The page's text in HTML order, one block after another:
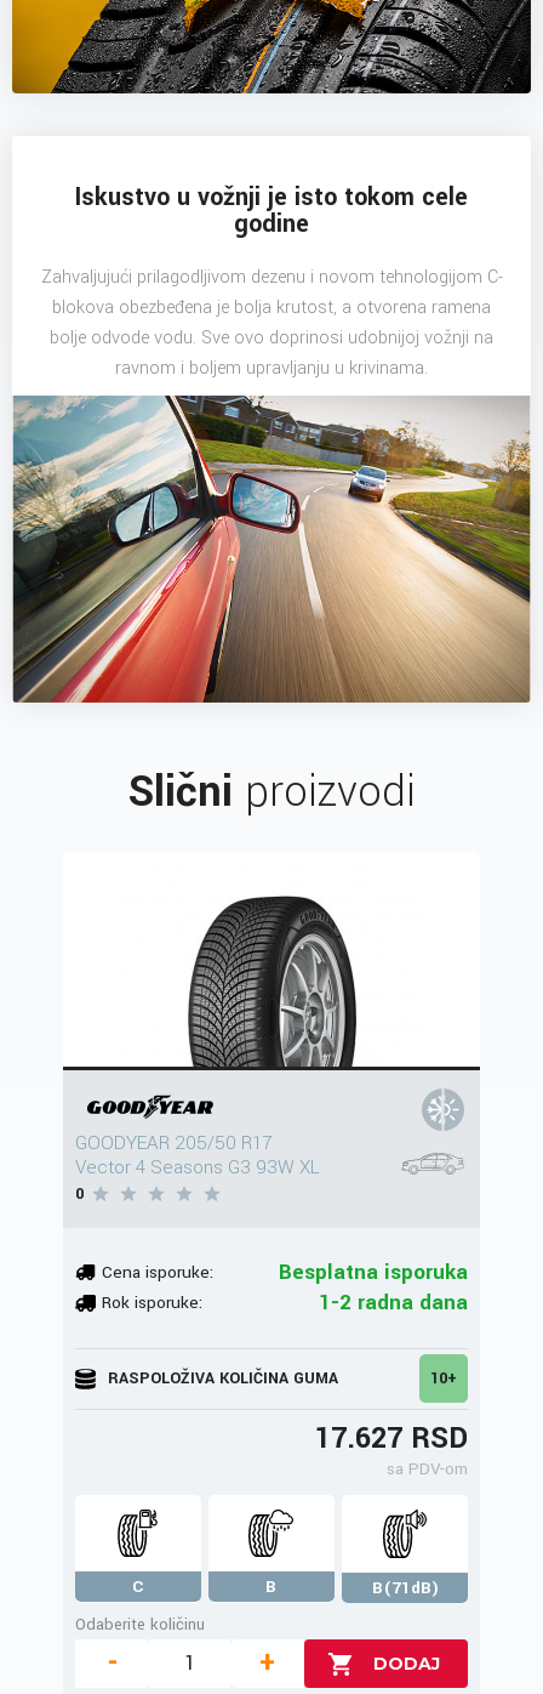
Iskustvo u vožnji je isto tokom cele
godine
Zahvaljujući prilagodljivom dezenu i novom tehnologijom C-
blokova obezbeđena je bolja krutost, a otvorena ramena
bolje odvode vodu. Sve ovo doprinosi udobnijoj vožnji na
ravnom i boljem upravljanju u krivinama.
Slični proizvodi
GOODYEAR 205/50 R17
Vector 4 Seasons G3 93W XL
0
Cena isporuke: Besplatna isporuka
Rok isporuke: 1-2 radna dana
RASPOLOŽIVA KOLIČINA GUMA 10+
17.627 RSD
sa PDV-om
C B
B(71dB)
Odaberite količinu
- +